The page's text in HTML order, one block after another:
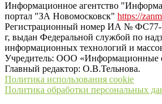
Информационное агентство
портал "ЗА Новомосковск" https://
Регистрационный номер ИА № ФС77-
г, выдан Федеральной службой по
информационных технологий и
Учредитель: ООО «Информационные
Главный редактор: О.В.Тельнова.
Политика использования cookie
Политика обработки персональных